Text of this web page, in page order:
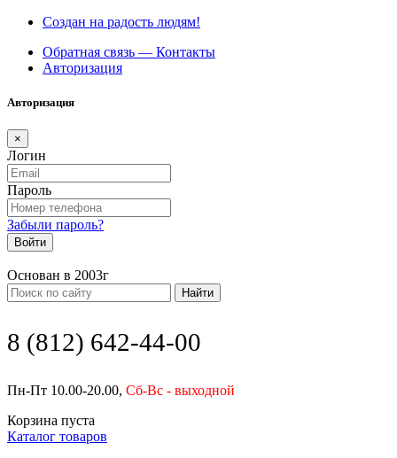
Создан на радость людям!
Обратная связь — Контакты
Авторизация
Авторизация
×
Логин
Пароль
Забыли пароль?
Войти
Основан в 2003г
Найти
8 (812) 642-44-00
Пн-Пт 10.00-20.00, Сб-Вс - выходной
Корзина пуста
Каталог товаров